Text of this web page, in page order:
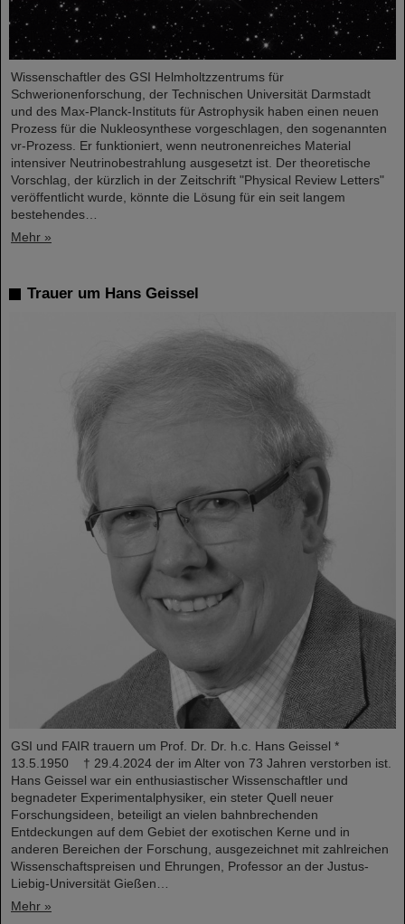
Wissenschaftler des GSI Helmholtzzentrums für
Schwerionenforschung, der Technischen Universität Darmstadt
und des Max-Planck-Instituts für Astrophysik haben einen neuen
Prozess für die Nukleosynthese vorgeschlagen, den sogenannten
νr-Prozess. Er funktioniert, wenn neutronenreiches Material
intensiver Neutrinobestrahlung ausgesetzt ist. Der theoretische
Vorschlag, der kürzlich in der Zeitschrift "Physical Review Letters"
veröffentlicht wurde, könnte die Lösung für ein seit langem
bestehendes…
Mehr »
Trauer um Hans Geissel
GSI und FAIR trauern um Prof. Dr. Dr. h.c. Hans Geissel *
13.5.1950 † 29.4.2024 der im Alter von 73 Jahren verstorben ist.
Hans Geissel war ein enthusiastischer Wissenschaftler und
begnadeter Experimentalphysiker, ein steter Quell neuer
Forschungsideen, beteiligt an vielen bahnbrechenden
Entdeckungen auf dem Gebiet der exotischen Kerne und in
anderen Bereichen der Forschung, ausgezeichnet mit zahlreichen
Wissenschaftspreisen und Ehrungen, Professor an der Justus-
Liebig-Universität Gießen…
Mehr »